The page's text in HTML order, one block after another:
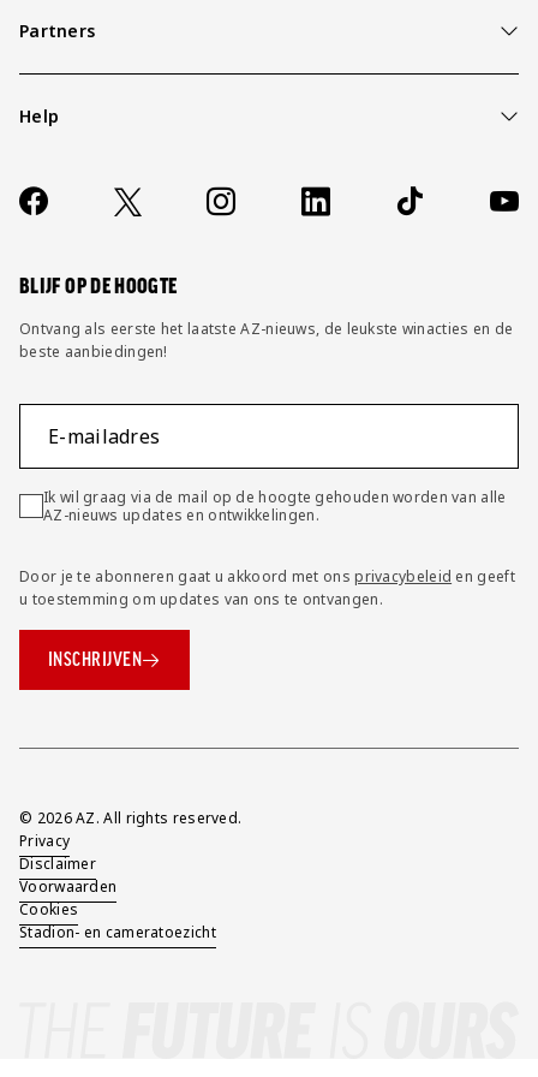
Partners
Help
Contact
FAQ
Socials
https://www.facebook.com/AZAlkmaar
X Instagram LinkedIn TikTok
BLIJF OP DE HOOGTE
Ontvang als eerste het laatste AZ-nieuws, de leukste winacties en de
beste aanbiedingen!
E-mailadres
Ik wil graag via de mail op de hoogte gehouden worden van alle
AZ-nieuws updates en ontwikkelingen.
Door je te abonneren gaat u akkoord met onsprivacybeleid en geeft
u toestemming om updates van ons te ontvangen.
INSCHRIJVEN
Overig
© 2026 AZ. All rights reserved.
Privacy
Disclaimer
Voorwaarden
Cookies
Stadion- en cameratoezicht